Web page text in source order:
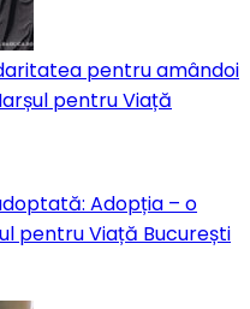
pentru amândoi
pentru Viață
Adopția – o
pentru Viață București